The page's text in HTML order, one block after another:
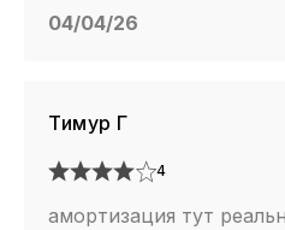
04/04/26
Тимур Г
4
амортизация тут